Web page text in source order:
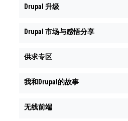
Drupal 升级
Drupal 市场与感悟分享
供求专区
我和Drupal的故事
无线前端